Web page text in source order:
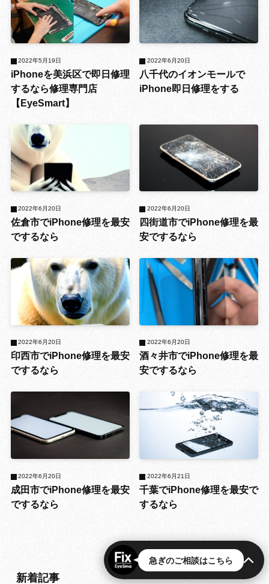
iPhoneを美浜区で即日修理
するなら修理専門店
【EyeSmart】
2022年5月19日
八千代のイオンモールで
iPhone即日修理をする
2022年6月20日
佐倉市でiPhone修理を最安
でするなら
2022年6月20日
四街道市でiPhone修理を最
安でするなら
2022年6月20日
印西市でiPhone修理を最安
でするなら
2022年6月20日
酒々井市でiPhone修理を最
安でするなら
2022年6月20日
成田市でiPhone修理を最安
でするなら
2022年6月20日
千葉でiPhone修理を最安で
するなら
2022年6月21日
新着記事
急ぎのご相談はこちら